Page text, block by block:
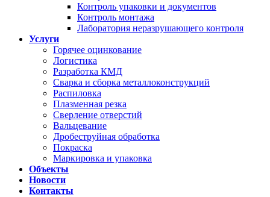
Контроль упаковки и документов
Контроль монтажа
Лаборатория неразрушающего контроля
Услуги
Горячее оцинкование
Логистика
Разработка КМД
Сварка и сборка металлоконструкций
Распиловка
Плазменная резка
Сверление отверстий
Вальцевание
Дробеструйная обработка
Покраска
Маркировка и упаковка
Объекты
Новости
Контакты